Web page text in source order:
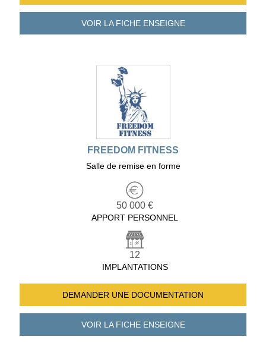
VOIR LA FICHEENSEIGNE
FREEDOM FITNESS
Salle de remise en forme
50 000 €
APPORT PERSONNEL
12
IMPLANTATIONS
DEMANDER UNE DOCUMENTATION
VOIR LA FICHEENSEIGNE